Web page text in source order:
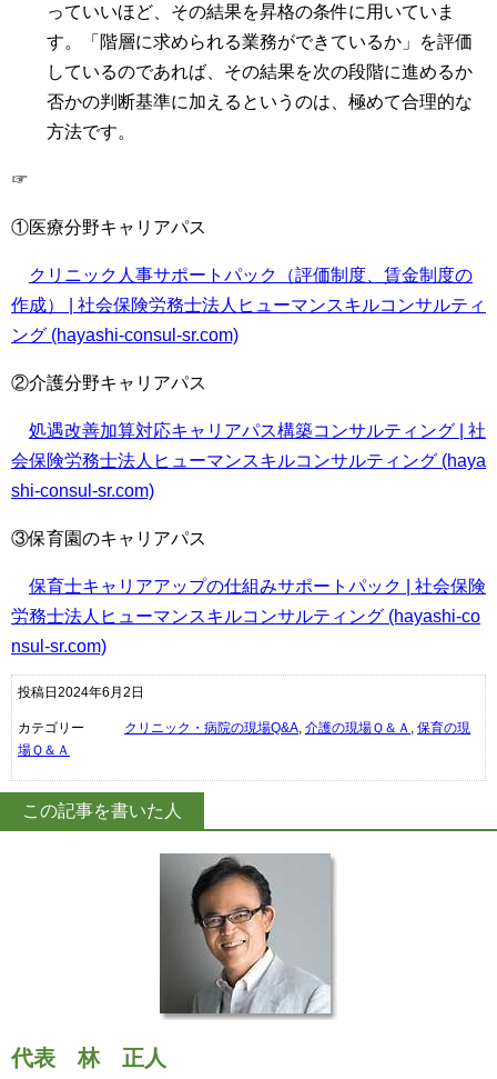
っていいほど、その結果を昇格の条件に用いていま
す。「階層に求められる業務ができているか」を評価
しているのであれば、その結果を次の段階に進めるか
否かの判断基準に加えるというのは、極めて合理的な
方法です。
☞
①医療分野キャリアパス
クリニック人事サポートパック（評価制度、賃金制度の
作成） | 社会保険労務士法人ヒューマンスキルコンサルティ
ング (hayashi-consul-sr.com)
②介護分野キャリアパス
処遇改善加算対応キャリアパス構築コンサルティング | 社
会保険労務士法人ヒューマンスキルコンサルティング (haya
shi-consul-sr.com)
③保育園のキャリアパス
保育士キャリアアップの仕組みサポートパック | 社会保険
労務士法人ヒューマンスキルコンサルティング (hayashi-co
nsul-sr.com)
投稿日2024年6月2日
カテゴリー クリニック・病院の現場Q&A, 介護の現場Ｑ＆Ａ , 保育の現
場Ｑ＆Ａ
この記事を書いた人
代表 林 正人